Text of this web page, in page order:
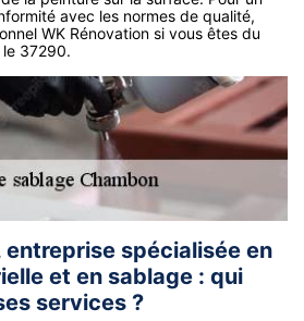
avec les normes de qualité,
WK Rénovation si vous êtes du
37290.
entreprise spécialisée en
et en sablage : qui
services ?